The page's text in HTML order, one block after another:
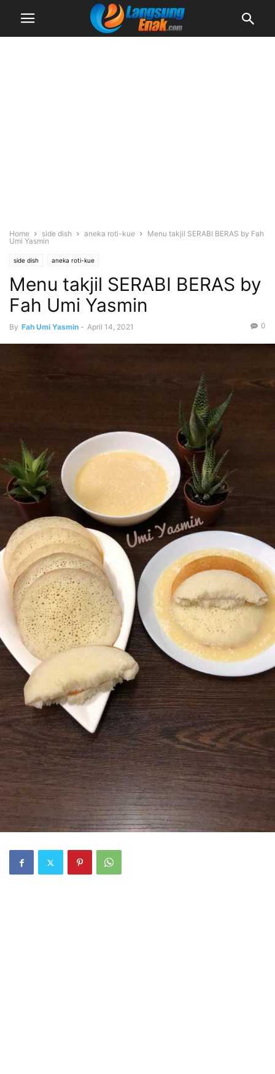
Home side dish aneka roti-kue
Menu takjil SERABI BERAS by Fah
Umi Yasmin
side dish aneka roti-kue
Menu takjil SERABI BERAS by
Fah Umi Yasmin
By Fah Umi Yasmin - April 14, 2021 0